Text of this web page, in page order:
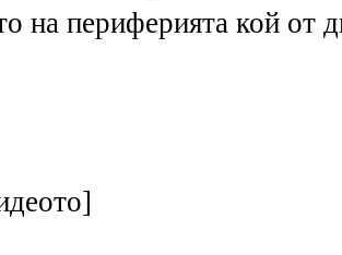
на периферията кой от